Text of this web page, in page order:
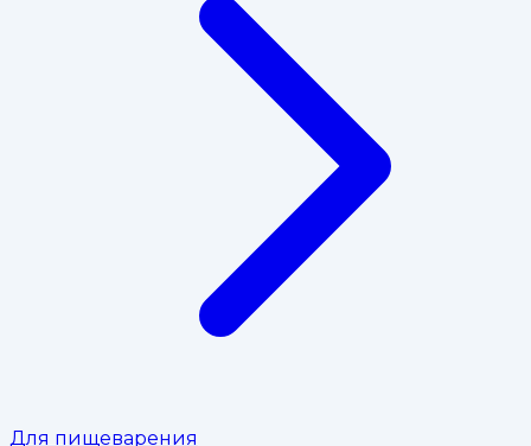
Для пищеварения